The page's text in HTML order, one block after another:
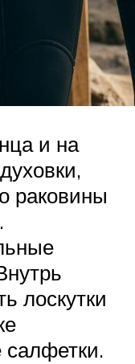
и на
раковины
лоскутки
салфетки.